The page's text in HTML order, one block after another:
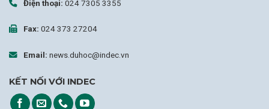
Điện thoại: 024 7305 3355
Fax: 024 373 27204
Email: news.duhoc@indec.vn
KẾT NỐI VỚI INDEC